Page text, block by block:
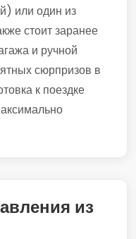
или один из
стоит заранее
и ручной
сюрпризов в
к поездке
из